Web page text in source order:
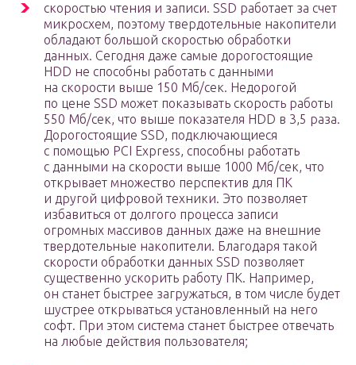
скоростью чтения и записи. SSD работает за счет
микросхем, поэтому твердотельные накопители
обладают большой скоростью обработки
данных. Сегодня даже самые дорогостоящие
HDD не способны работать с данными
на скорости выше 150 Мб/сек. Недорогой
по цене SSD может показывать скорость работы
550 Мб/сек, что выше показателя HDD в 3,5 раза.
Дорогостоящие SSD, подключающиеся
с помощью PCI Express, способны работать
с данными на скорости выше 1000 Мб/сек, что
открывает множество перспектив для ПК
и другой цифровой техники. Это позволяет
избавиться от долгого процесса записи
огромных массивов данных даже на внешние
твердотельные накопители. Благодаря такой
скорости обработки данных SSD позволяет
существенно ускорить работу ПК. Например,
он станет быстрее загружаться, в том числе будет
шустрее открываться установленный на него
софт. При этом система станет быстрее отвечать
на любые действия пользователя;